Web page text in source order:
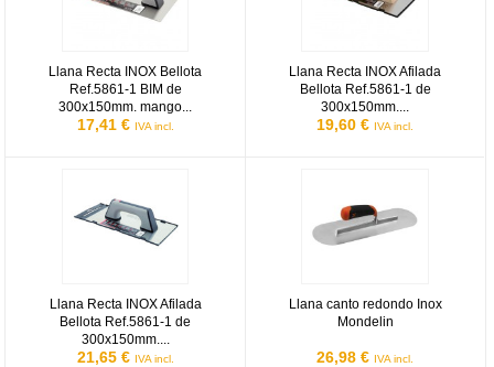
Llana Recta INOX Bellota
Ref.5861-1 BIM de
300x150mm. mango...
17,41 € IVA incl.
Llana Recta INOX Afilada
Bellota Ref.5861-1 de
300x150mm....
19,60 € IVA incl.
Llana Recta INOX Afilada
Bellota Ref.5861-1 de
300x150mm....
21,65 € IVA incl.
Llana canto redondo Inox
Mondelin
26,98 € IVA incl.